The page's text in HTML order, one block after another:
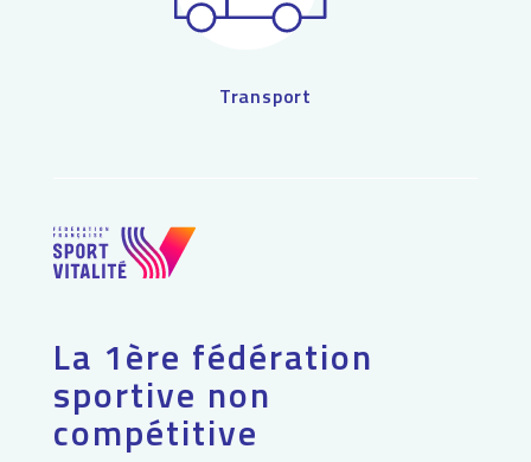
Transport
La 1ère fédération
sportive non
compétitive